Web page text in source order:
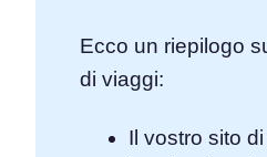
Ecco un riepilogo
di viaggi:
Il vostro sito